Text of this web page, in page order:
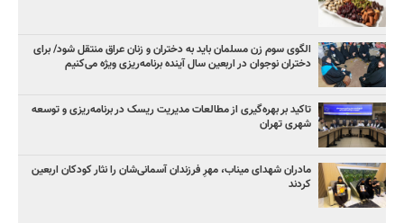
الگوی سوم زن مسلمان باید به دختران و زنان عراق منتقل شود/ برای
دختران نوجوان در اربعین سال آینده برنامه‌ریزی ویژه می‌کنیم
تاکید بر بهره‌گیری از مطالعات مدیریت ریسک در برنامه‌ریزی و توسعه
شهری تهران
مادران شهدای میناب، مهرِ فرزندان آسمانی‌شان را نثار کودکان اربعین
کردند